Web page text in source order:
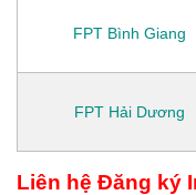
FPT Bình Giang
FPT Hải Dương
Liên hệ Đăng ký